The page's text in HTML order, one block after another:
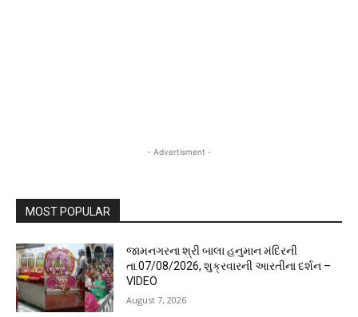
- Advertisment -
MOST POPULAR
જામનગરના શ્રી બાલા હનુમાન મંદિરની
તા.07/08/2026, શુક્રવારની આરતીના દર્શન –
VIDEO
August 7, 2026